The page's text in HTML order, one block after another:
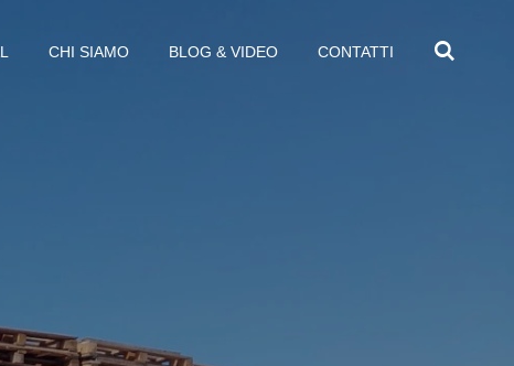
CHI SIAMO BLOG & VIDEO CONTATTI